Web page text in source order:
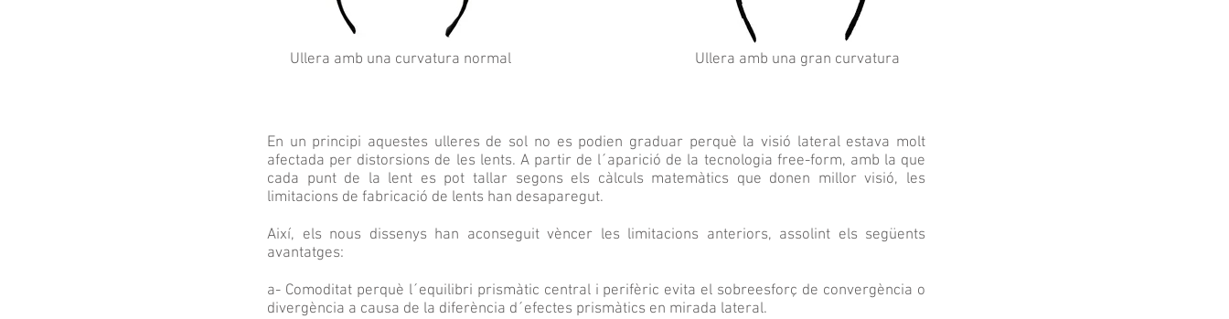
Ullera amb una curvatura normal Ullera amb una gran curvatura
En un principi aquestes ulleres de sol no es podien graduar perquè la visió lateral estava molt
afectada per distorsions de les lents. A partir de l´aparició de la tecnologia free-form, amb la que
cada punt de la lent es pot tallar segons els càlculs matemàtics que donen millor visió, les
limitacions de fabricació de lents han desaparegut.
Així, els nous dissenys han aconseguit vèncer les limitacions anteriors, assolint els següents
avantatges:
a- Comoditat perquè l´equilibri prismàtic central i perifèric evita el sobreesforç de convergència o
divergència a causa de la diferència d´efectes prismàtics en mirada lateral.